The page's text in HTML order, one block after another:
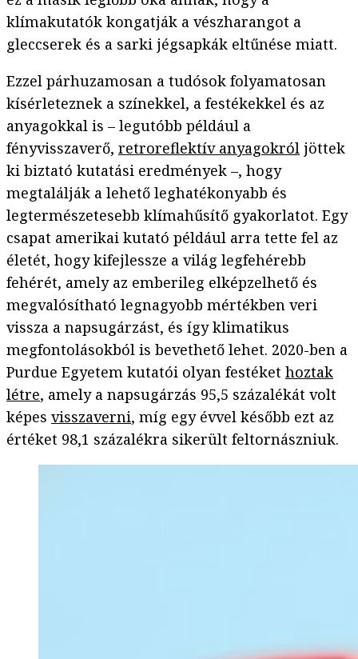
klímakutatók kongatják a vészharangot a
gleccserek és a sarki jégsapkák eltűnése miatt.
Ezzel párhuzamosan a tudósok folyamatosan
kísérleteznek a színekkel, a festékekkel és az
anyagokkal is – legutóbb például a
fényvisszaverő, retroreflektív anyagokról jöttek
ki biztató kutatási eredmények –, hogy
megtalálják a lehető leghatékonyabb és
legtermészetesebb klímahűsítő gyakorlatot. Egy
csapat amerikai kutató például arra tette fel az
életét, hogy kifejlessze a világ legfehérebb
fehérét, amely az emberileg elképzelhető és
megvalósítható legnagyobb mértékben veri
vissza a napsugárzást, és így klimatikus
megfontolásokból is bevethető lehet. 2020-ben a
Purdue Egyetem kutatói olyan festéket hoztak
létre, amely a napsugárzás 95,5 százalékát volt
képes visszaverni, míg egy évvel később ezt az
értéket 98,1 százalékra sikerült feltornászniuk.